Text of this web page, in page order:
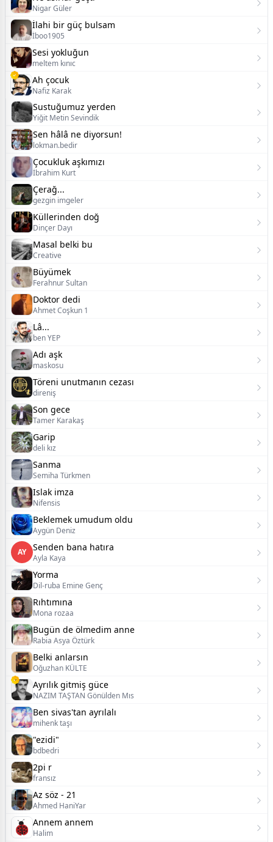
Nigar Güler
İlahi bir güç bulsam
İboo1905
Sesi yokluğun
meltem kınıc
Ah çocuk
Nafiz Karak
Sustuğumuz yerden
Yiğit Metin Sevindik
Sen hâlâ ne diyorsun!
lokman.bedir
Çocukluk aşkımızı
İbrahim Kurt
Çerağ...
gezgin imgeler
Küllerinden doğ
Dinçer Dayı
Masal belki bu
Creative
Büyümek
Ferahnur Sultan
Doktor dedi
Ahmet Coşkun 1
Lâ...
ben YEP
Adı aşk
maskosu
Töreni unutmanın cezası
direniş
Son gece
Tamer Karakaş
Garip
deli kız
Sanma
Semiha Türkmen
Islak imza
Nifensis
Beklemek umudum oldu
Aygün Deniz
AY Senden bana hatıra
Ayla Kaya
Yorma
Dil-ruba Emine Genç
Rıhtımına
Mona rozaa
Bugün de ölmedim anne
Rabia Asya Öztürk
Belki anlarsın
Oğuzhan KÜLTE
Ayrılık gitmiş güce
NAZIM TAŞTAN Gönülden Mıs
Ben sivas'tan ayrılalı
mihenk taşı
​"ezidi"
bdbedri
2pi r
fransız
Az söz - 21
Ahmed HaniYar
Annem annem
Halim